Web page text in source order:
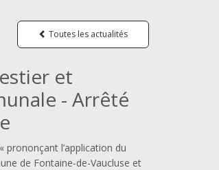
Toutes les actualités
et
- Arrêté
l’application du
de Fontaine-de-Vaucluse et